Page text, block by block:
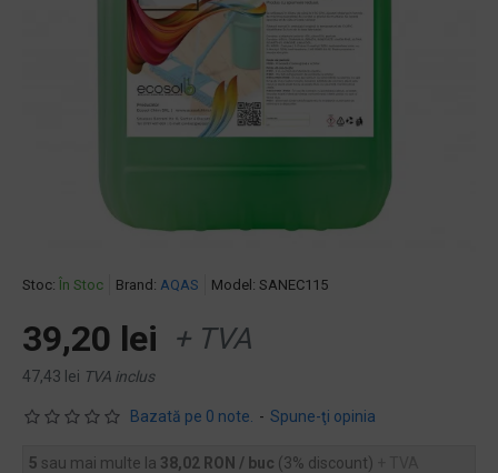
Stoc: În Stoc Brand: AQAS Model: SANEC115
Bazată pe 0 note. - Spune-ţi opinia
39,20 lei + TVA
47,43 lei TVA inclus
5 sau mai multe la 38,02 RON / buc (3% discount)